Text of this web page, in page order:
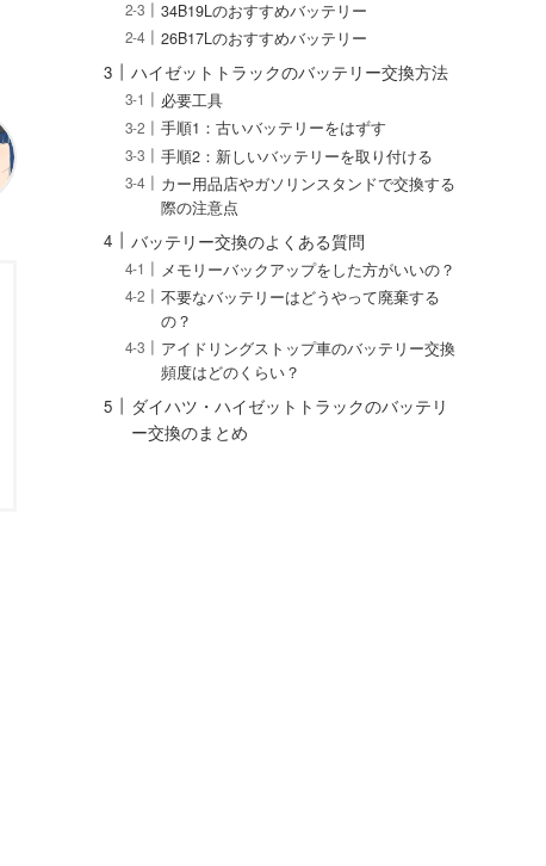
34B19Lのおすすめバッテリー
26B17Lのおすすめバッテリー
ハイゼットトラックのバッテリー交換方法
必要工具
手順1：古いバッテリーをはずす
手順2：新しいバッテリーを取り付ける
カー用品店やガソリンスタンドで交換する
際の注意点
バッテリー交換のよくある質問
メモリーバックアップをした方がいいの？
不要なバッテリーはどうやって廃棄する
の？
アイドリングストップ車のバッテリー交換
頻度はどのくらい？
ダイハツ・ハイゼットトラックのバッテリ
ー交換のまとめ